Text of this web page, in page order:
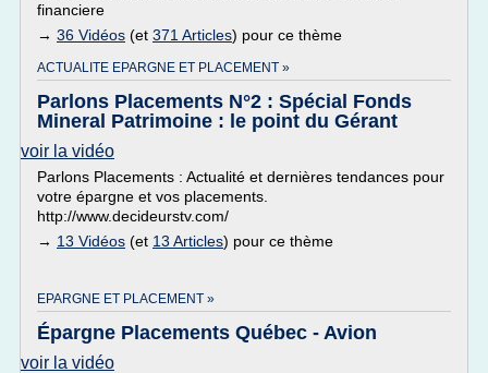
financiere
→ 36 Vidéos (et 371 Articles) pour ce thème
ACTUALITE EPARGNE ET PLACEMENT »
Parlons Placements N°2 : Spécial Fonds
Mineral Patrimoine : le point du Gérant
voir la vidéo
Parlons Placements : Actualité et dernières tendances pour
votre épargne et vos placements.
http://www.decideurstv.com/
→ 13 Vidéos (et 13 Articles) pour ce thème
EPARGNE ET PLACEMENT »
Épargne Placements Québec - Avion
voir la vidéo